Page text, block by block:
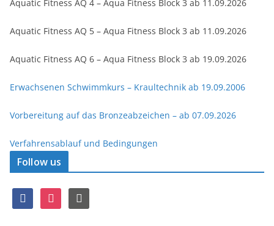
Aquatic Fitness AQ 4 – Aqua Fitness Block 3 ab 11.09.2026
Aquatic Fitness AQ 5 – Aqua Fitness Block 3 ab 11.09.2026
Aquatic Fitness AQ 6 – Aqua Fitness Block 3 ab 19.09.2026
Erwachsenen Schwimmkurs – Kraultechnik ab 19.09.2006
Vorbereitung auf das Bronzeabzeichen – ab 07.09.2026
Verfahrensablauf und Bedingungen
Follow us
a
n
s